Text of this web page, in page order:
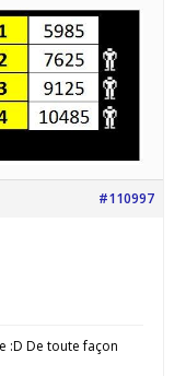
#110997
:D De toute façon